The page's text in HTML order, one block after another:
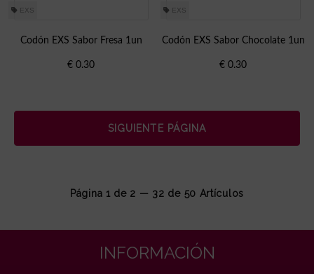
EXS
Codón EXS Sabor Fresa 1un
€ 0.30
EXS
Codón EXS Sabor Chocolate 1un
€ 0.30
SIGUIENTE PÁGINA
Página 1 de 2 — 32 de 50 Artículos
INFORMACIÓN